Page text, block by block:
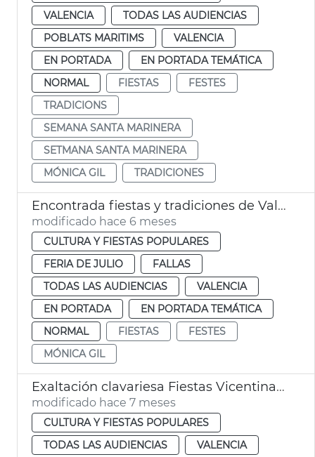
VALENCIA
TODAS LAS AUDIENCIAS
POBLATS MARITIMS
VALENCIA
EN PORTADA
EN PORTADA TEMÁTICA
NORMAL
FIESTAS
FESTES
TRADICIONS
SEMANA SANTA MARINERA
SETMANA SANTA MARINERA
MÓNICA GIL
TRADICIONES
Encontrada fiestas y tradiciones de València
modificado hace 6 meses
CULTURA Y FIESTAS POPULARES
FERIA DE JULIO
FALLAS
TODAS LAS AUDIENCIAS
VALENCIA
EN PORTADA
EN PORTADA TEMÁTICA
NORMAL
FIESTAS
FESTES
MÓNICA GIL
Exaltación clavariesa Fiestas Vicentinas 2026
modificado hace 7 meses
CULTURA Y FIESTAS POPULARES
TODAS LAS AUDIENCIAS
VALENCIA